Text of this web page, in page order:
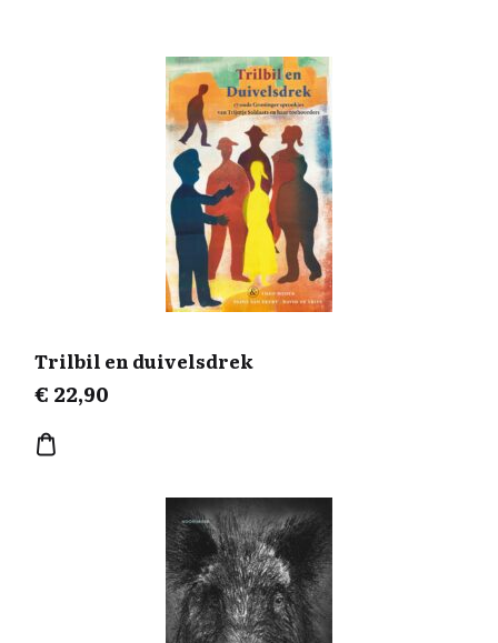
Trilbil en duivelsdrek
€ 22,90